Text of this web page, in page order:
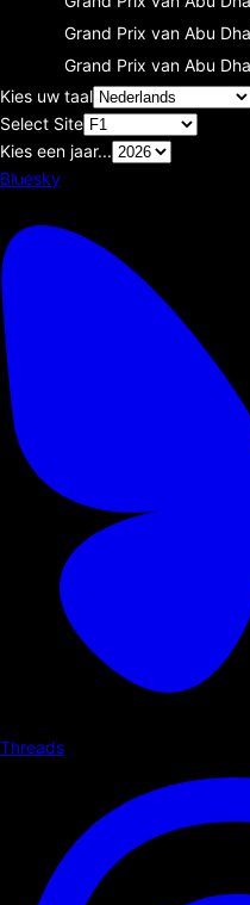
Grand Prix van Abu
Grand Prix van Abu
Kies uw taal
Select Site
Kies een jaar...
Bluesky
Threads